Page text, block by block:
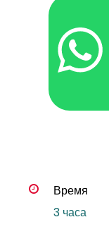
Время
3 часа